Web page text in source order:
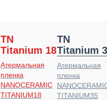
TN
Titanium 18
Атермальная
пленка
NANOCERAMIC
TITANIUM18
TN
Titanium
Атермальная
пленка
TITANIUM35